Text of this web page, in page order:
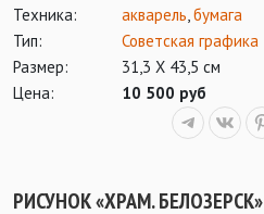
Техника:
акварель,бумага
Тип:
Советская графика
Размер:
31,3 Х 43,5 см
Цена:
10 500 руб
РИСУНОК «ХРАМ. БЕЛОЗЕРСК»